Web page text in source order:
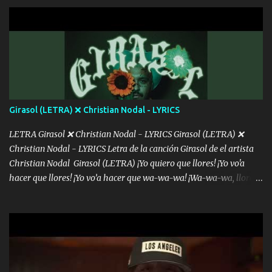
con la gente Dices "Latino Gang" pero pisas a to'a tu gente Pa’ dar
menos se prudente Hoy me sabe a mierda, traigo un Balvin en los
dientes Por falta de empatía le toca ser resiliente ¿Acaso eres
consciente de los followers que mueves? Parcerito, abre los ojos y
ve el poder que tienes Otro chiste malo son los nombres de tus
álbum's "José, vibras colores con la energía del diablo " ¿Si ...
Girasol (LETRA) ❌ Christian Nodal - LYRICS
LETRA Girasol ❌ Christian Nodal - LYRICS Girasol (LETRA) ❌
Christian Nodal - LYRICS Letra de la canción Girasol de el artista
Christian Nodal Girasol (LETRA) ¡Yo quiero que llores! ¡Yo vo'a
hacer que llores! ¡Yo vo’a hacer que wa-wa-wa! ¡Wa-wa-wa, llores!
intentas rimar Pobre payaso que usa a todo el mundo pa' conectar
con la gente Dices "Latino Gang" pero pisas a to'a tu gente Pa’ dar
mensajes, m'ijo, hay quе ser coherentеs Si tú no eres artista, al